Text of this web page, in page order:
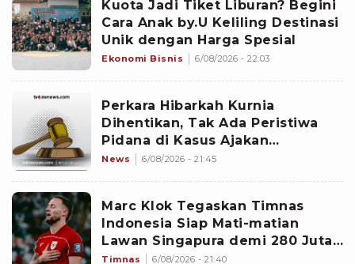
Kuota Jadi Tiket Liburan? Begini
Cara Anak by.U Keliling Destinasi
Unik dengan Harga Spesial
Ekonomi Bisnis 6/08/2026 - 22:03
Perkara Hibarkah Kurnia
Dihentikan, Tak Ada Peristiwa
Pidana di Kasus Ajakan
Staycation
News 6/08/2026 - 21:45
Marc Klok Tegaskan Timnas
Indonesia Siap Mati-matian
Lawan Singapura demi 280 Juta
Rakyat Indonesia
Timnas 6/08/2026 - 21:40